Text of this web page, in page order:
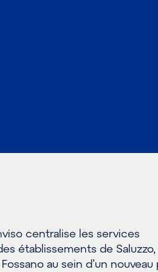
centralise les services
établissements de Saluzzo,
au sein d’un nouveau